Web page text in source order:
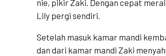
nie, pikir Zaki. Dengan cepat
Lily pergi sendiri.
Setelah masuk kamar mandi
dan dari kamar mandi Zaki